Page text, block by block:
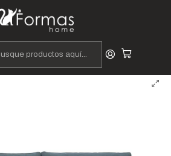
y Fabricantes Peruanos
Sofá Glarus - 2 cuerpos